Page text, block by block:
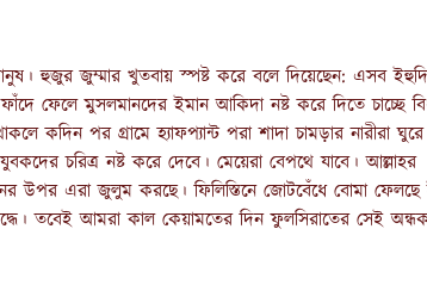
হুজুর জুম্মার খুতবায় স্পষ্ট করে বলে দিয়েছেন: এসব ইহুদি
ফেলে মুসলমানদের ইমান আকিদা নষ্ট করে দিতে চাচ্ছে
পর গ্রামে হ্যাফপ্যান্ট পরা শাদা চামড়ার নারীরা ঘুরে
চরিত্র নষ্ট করে দেবে। মেয়েরা বেপথে যাবে। আল্লাহর
উপর এরা জুলুম করছে। ফিলিস্তিনে জোটবেঁধে বোমা ফেলছে
তবেই আমরা কাল কেয়ামতের দিন ফুলসিরাতের সেই